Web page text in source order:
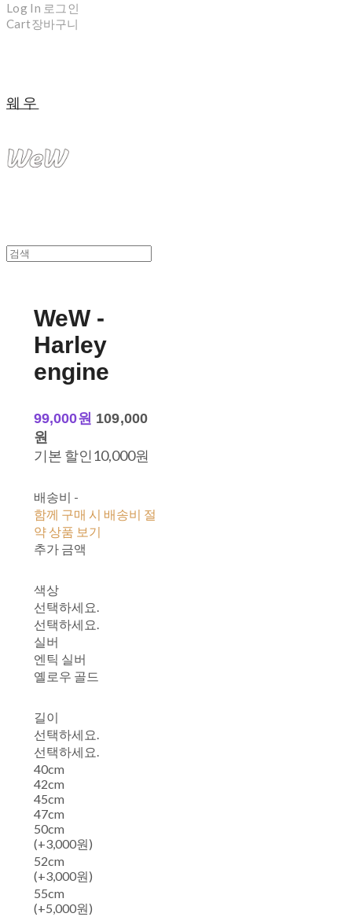
Log In 로그인
Cart장바구니
웨우
WeW -
Harley
engine
99,000원 109,000
원
기본 할인10,000원
배송비 -
함께 구매 시 배송비 절
약 상품 보기
추가 금액
색상
선택하세요.
선택하세요.
실버
엔틱 실버
옐로우 골드
길이
선택하세요.
선택하세요.
40cm
42cm
45cm
47cm
50cm
(+3,000원)
52cm
(+3,000원)
55cm
(+5,000원)